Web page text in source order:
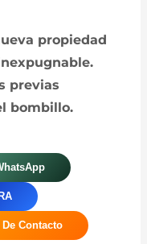
propiedad
previas
bombillo.
Contacto